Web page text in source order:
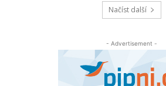
Načíst další
- Advertisement -